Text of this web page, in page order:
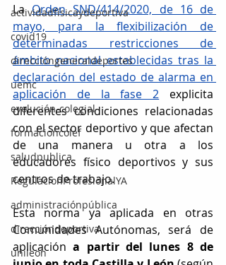
actividadfísicaydeportiva
covid19
direccióngeneraldeportes
uemc
evolución-colegial
formacioncolef
saludpublica
RegulacionProfesionalYA
administraciónpública
direccióndeportiva
unileon
La Orden SND/414/2020, de 16 de
mayo, para la flexibilización de
determinadas restricciones de
ámbito nacional establecidas tras la
declaración del estado de alarma en
aplicación de la fase 2 explicita
diferentes condiciones relacionadas
con el sector deportivo y que afectan
de una manera u otra a los
educadores físico deportivos y sus
centros de trabajo.
Esta norma ya aplicada en otras
Comunidades Autónomas, será de
aplicación a partir del lunes 8 de